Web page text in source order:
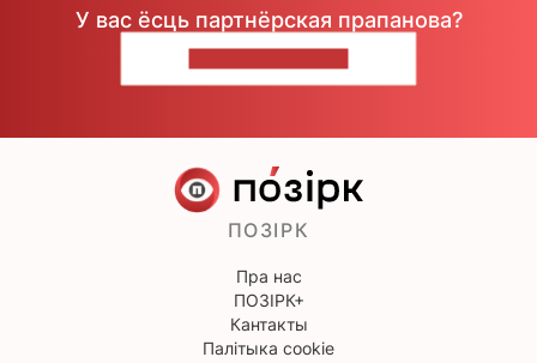
У вас ёсць партнёрская прапанова?
ПОЗІРК
Пра нас
ПОЗІРК+
Кантакты
Палітыка cookie